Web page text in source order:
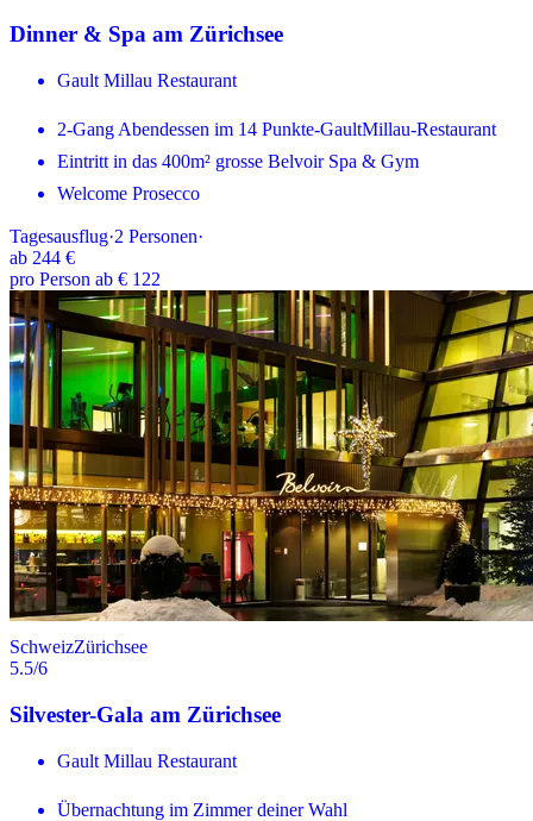
Dinner & Spa am Zürichsee
Gault Millau Restaurant
2-Gang Abendessen im 14 Punkte-GaultMillau-Restaurant
Eintritt in das 400m² grosse Belvoir Spa & Gym
Welcome Prosecco
Tagesausflug·2 Personen·
ab 244 €
pro Person ab € 122
SchweizZürichsee
5.5/6
Silvester-Gala am Zürichsee
Gault Millau Restaurant
Übernachtung im Zimmer deiner Wahl